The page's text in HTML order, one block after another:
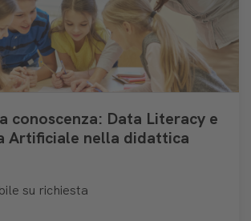
conoscenza: Data Literacy e
Artificiale nella didattica
su richiesta